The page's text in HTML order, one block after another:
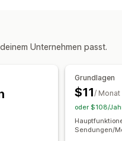
API Analysen
Übersetzung
Automatisierungen
Benachrichtigungen
Unternehmen passt.
Grundlagen
$11/ Monat
oder $108/
Sendungen/